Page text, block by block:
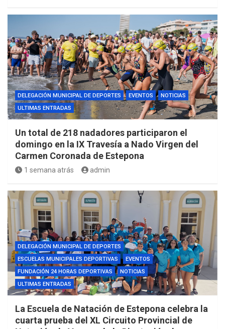
DELEGACIÓN MUNICIPAL DE DEPORTES EVENTOS
NOTICIAS
ULTIMAS ENTRADAS
Un total de 218 nadadores participaron el
domingo en la IX Travesía a Nado Virgen del
Carmen Coronada de Estepona
1 semana atrás admin
DELEGACIÓN MUNICIPAL DE DEPORTES
ESCUELAS MUNICIPALES DEPORTIVAS
EVENTOS
FUNDACIÓN 24 HORAS DEPORTIVAS
NOTICIAS
ULTIMAS ENTRADAS
La Escuela de Natación de Estepona celebra la
cuarta prueba del XL Circuito Provincial de